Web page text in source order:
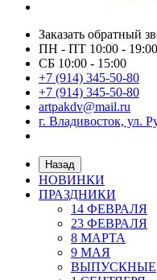
Заказать обратный
ПН - ПТ 10:00 - 19:00
СБ 10:00 - 15:00
+7 (914) 345-50-80
+7 (914) 345-50-80
artpakdv@mail.ru
г. Владивосток, ул.
Назад
НОВИНКИ
ПРАЗДНИКИ
14 ФЕВРАЛЯ
23 ФЕВРАЛЯ
8 МАРТА
9 МАЯ
ВЫПУСКНЫЕ